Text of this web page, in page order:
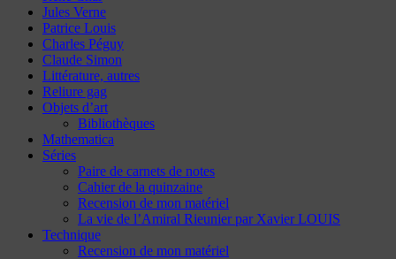
Jules Verne
Patrice Louis
Charles Péguy
Claude Simon
Littérature, autres
Reliure gag
Objets d’art
Bibliothèques
Mathematica
Séries
Paire de carnets de notes
Cahier de la quinzaine
Recension de mon matériel
La vie de l’Amiral Rieunier par Xavier LOUIS
Technique
Recension de mon matériel